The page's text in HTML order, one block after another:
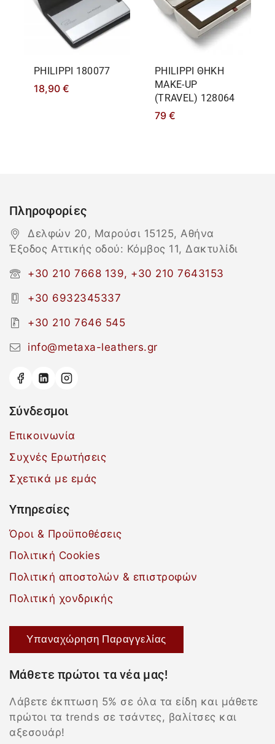
PHILIPPΙ 180077
18,90 €
PHILIPPΙ ΘΗΚΗ
MAKE-UP
(TRAVEL) 128064
79 €
Πληροφορίες
Δελφών 20, Μαρούσι 15125, Αθήνα
Έξοδος Αττικής οδού: Κόμβος 11, Δακτυλίδι
+30 210 7668 139, +30 210 7643153
+30 6932345337
+30 210 7646 545
info@metaxa-leathers.gr
Σύνδεσμοι
Επικοινωνία
Συχνές Ερωτήσεις
Σχετικά με εμάς
Υπηρεσίες
Όροι & Προϋποθέσεις
Πολιτική Cookies
Πολιτική αποστολών & επιστροφών
Πολιτική χονδρικής
Υπαναχώρηση Παραγγελίας
Μάθετε πρώτοι τα νέα μας!
Λάβετε έκπτωση 5% σε όλα τα είδη και μάθετε
πρώτοι τα trends σε τσάντες, βαλίτσες και
αξεσουάρ!